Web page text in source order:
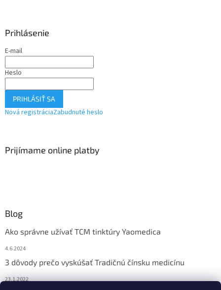
Prihlásenie
E-mail
Heslo
PRIHLÁSIŤ SA
Nová registráciaZabudnuté heslo
Prijímame online platby
Blog
Ako správne užívať TCM tinktúry Yaomedica
4.6.2024
3 dôvody prečo vyskúšať Tradičnú čínsku medicínu
23.1.2022